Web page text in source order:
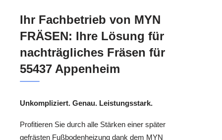
Ihr Fachbetrieb von MYN
FRÄSEN: Ihre Lösung für
nachträgliches Fräsen für
55437 Appenheim
Unkompliziert. Genau. Leistungsstark.
Profitieren Sie durch alle Stärken einer später
gefrästen Fußbodenheizung dank dem MYN